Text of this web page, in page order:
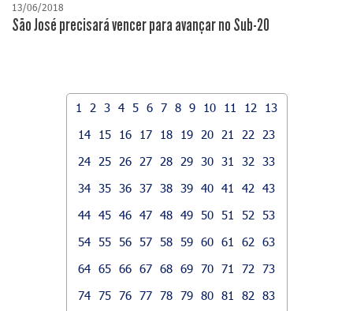
13/06/2018
São José precisará vencer para avançar no Sub-20
1 2 3 4 5 6 7 8 9 10 11 12
13
14
15 16 17 18 19 20 21 22
23
24
25 26 27 28 29 30 31 32
33
34 35 36 37 38 39 40 41 42
43
44 45 46 47 48 49 50 51 52
53
54 55 56 57 58 59 60 61 62
63
64 65 66 67 68 69 70 71 72
73
74 75 76 77 78 79 80 81 82
83